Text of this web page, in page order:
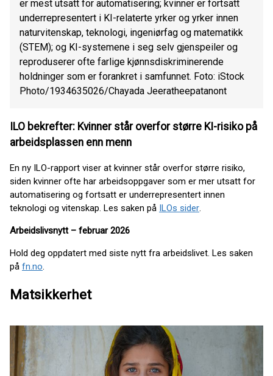
er mest utsatt for automatisering; kvinner er fortsatt
underrepresentert i KI-relaterte yrker og yrker innen
naturvitenskap, teknologi, ingeniørfag og matematikk
(STEM); og KI-systemene i seg selv gjenspeiler og
reproduserer ofte farlige kjønnsdiskriminerende
holdninger som er forankret i samfunnet. Foto: iStock
Photo/1934635026/Chayada Jeeratheepatanont
ILO bekrefter: Kvinner står overfor større KI-risiko på
arbeidsplassen enn menn
En ny ILO-rapport viser at kvinner står overfor større risiko,
siden kvinner ofte har arbeidsoppgaver som er mer utsatt for
automatisering og fortsatt er underrepresentert innen
teknologi og vitenskap. Les saken på ILOs sider.
Arbeidslivsnytt – februar 2026
Hold deg oppdatert med siste nytt fra arbeidslivet. Les saken
på fn.no.
Matsikkerhet